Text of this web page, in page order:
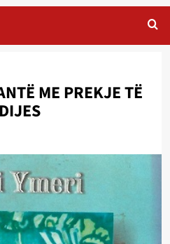
ME PREKJE TË